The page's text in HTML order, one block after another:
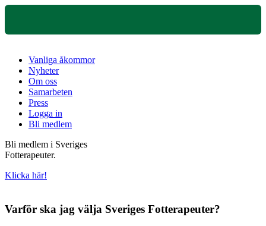
Vanliga åkommor
Nyheter
Om oss
Samarbeten
Press
Logga in
Bli medlem
Bli medlem i Sveriges
Fotterapeuter.
Klicka här!
Varför ska jag välja Sveriges Fotterapeuter?